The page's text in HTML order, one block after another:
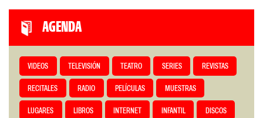
AGENDA
VIDEOS TELEVISIÓN TEATRO SERIES REVISTAS
RECITALES RADIO PELÍCULAS MUESTRAS
LUGARES LIBROS INTERNET INFANTIL DISCOS